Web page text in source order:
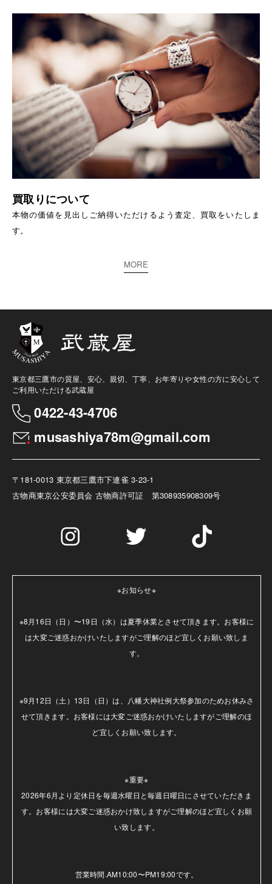
買取りについて
本物の価値を見出しご納得いただけるよう査定、買取をいたしま
す。
MORE
東京都三鷹市の質屋、安心、親切、丁寧、お年寄りや女性の方に安心して
ご利用いただける武蔵屋
0422-43-4706
musashiya78m@gmail.com
〒181-0013 東京都三鷹市下連雀 3-23-1
古物商東京公安委員会 古物商許可証 第308935908309号
※お知らせ※
※8月16日（日）〜19日（水）は夏季休業とさせて頂きます。お客様に
は大変ご迷惑おかけいたしますがご理解のほど宜しくお願い致しま
す。
※9月12日（土）13日（日）は、八幡大神社例大祭参加のためお休みさ
せて頂きます。お客様には大変ご迷惑おかけいたしますがご理解のほ
ど宜しくお願い致します。
※重要※
2026年6月より定休日を毎週水曜日と毎週日曜日にさせていただきま
す。お客様には大変ご迷惑おかけ致しますがご理解のほど宜しくお願
い致します。
営業時間.AM10:00〜PM19:00です。